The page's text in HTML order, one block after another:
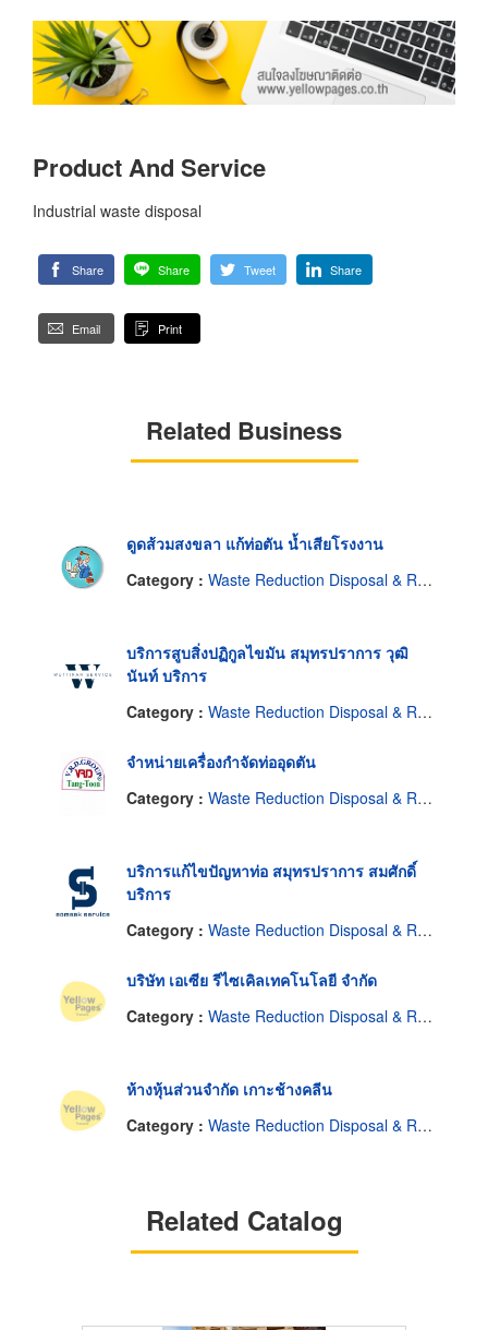
Product And Service
Industrial waste disposal
Share Share Tweet Share
Email Print
Related Business
ดูดส้วมสงขลา แก้ท่อตัน น้ำเสียโรงงาน
Category : Waste Reduction Disposal & Recycling Service Industrial
บริการสูบสิ่งปฏิกูลไขมัน สมุทรปราการ วุฒิ
นันท์ บริการ
Category : Waste Reduction Disposal & Recycling Service Industrial
จำหน่ายเครื่องกำจัดท่ออุดตัน
Category : Waste Reduction Disposal & Recycling Service Industrial
บริการแก้ไขปัญหาท่อ สมุทรปราการ สมศักดิ์
บริการ
Category : Waste Reduction Disposal & Recycling Service Industrial
บริษัท เอเซีย รีไซเคิลเทคโนโลยี จำกัด
Category : Waste Reduction Disposal & Recycling Service Industrial
ห้างหุ้นส่วนจำกัด เกาะช้างคลีน
Category : Waste Reduction Disposal & Recycling Service Industrial
Related Catalog